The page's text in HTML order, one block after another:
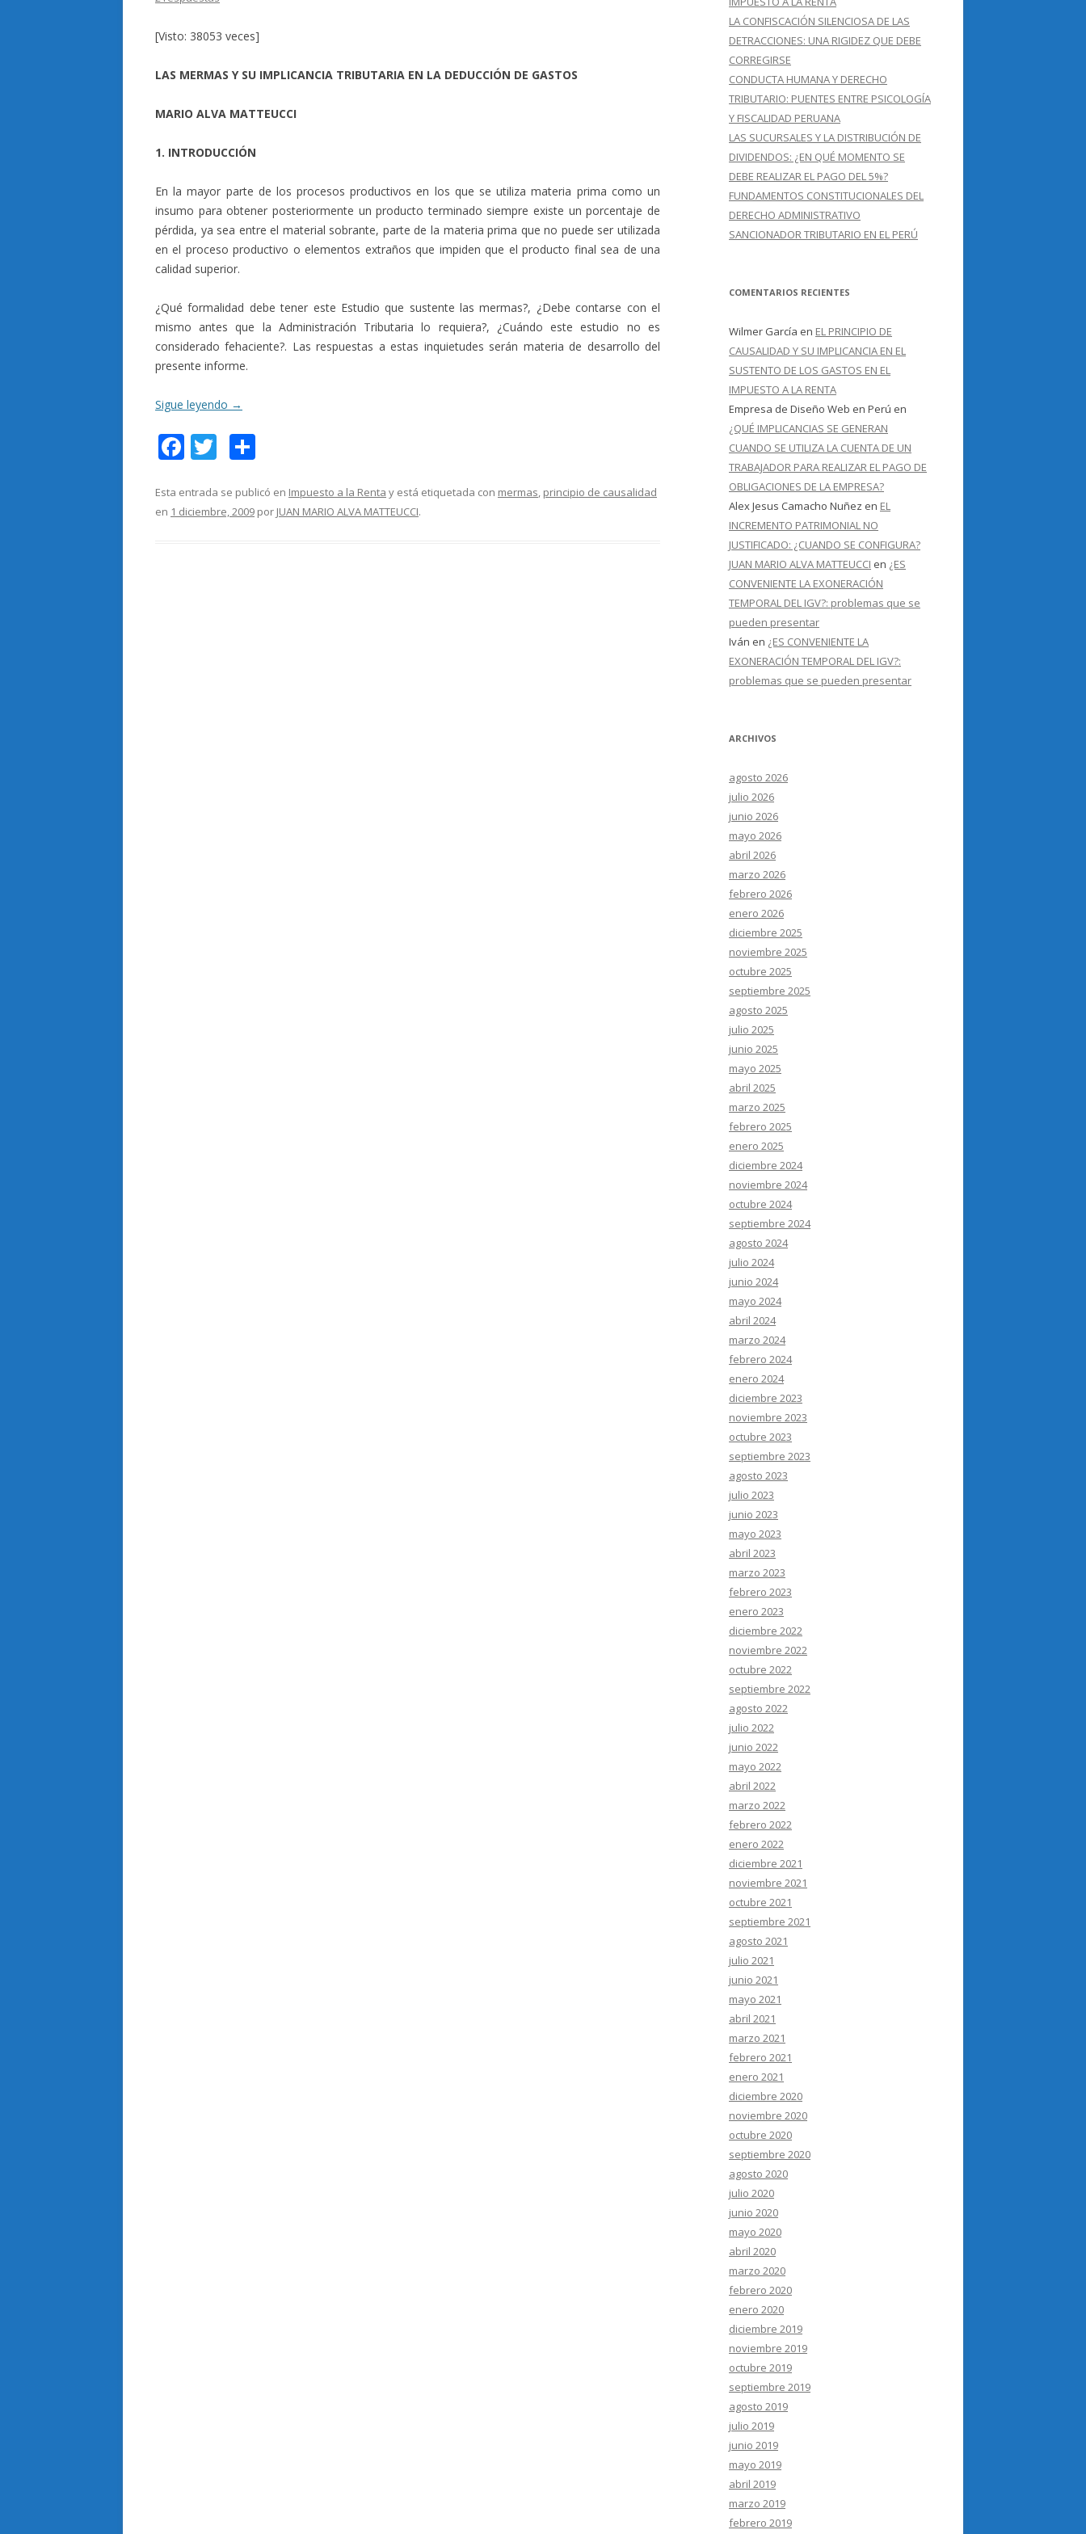
[Visto: 38053 veces]
LAS MERMAS Y SU IMPLICANCIA TRIBUTARIA EN LA DEDUCCIÓN DE GASTOS
MARIO ALVA MATTEUCCI
1. INTRODUCCIÓN
En la mayor parte de los procesos productivos en los que se utiliza materia prima como un
insumo para obtener posteriormente un producto terminado siempre existe un porcentaje de
pérdida, ya sea entre el material sobrante, parte de la materia prima que no puede ser utilizada
en el proceso productivo o elementos extraños que impiden que el producto final sea de una
calidad superior.
¿Qué formalidad debe tener este Estudio que sustente las mermas?, ¿Debe contarse con el
mismo antes que la Administración Tributaria lo requiera?, ¿Cuándo este estudio no es
considerado fehaciente?. Las respuestas a estas inquietudes serán materia de desarrollo del
presente informe.
Sigue leyendo →
F
e
b
T
itt
er
m
p
Esta entrada se publicó en Impuesto a la Renta y está etiquetada con mermas, principio de causalidad
en 1 diciembre, 2009 por JUAN MARIO ALVA MATTEUCCI.
LA CONFISCACIÓN SILENCIOSA DE LAS
DETRACCIONES: UNA RIGIDEZ QUE DEBE
CORREGIRSE
CONDUCTA HUMANA Y DERECHO
TRIBUTARIO: PUENTES ENTRE PSICOLOGÍA
Y FISCALIDAD PERUANA
LAS SUCURSALES Y LA DISTRIBUCIÓN DE
DIVIDENDOS: ¿EN QUÉ MOMENTO SE
DEBE REALIZAR EL PAGO DEL 5%?
FUNDAMENTOS CONSTITUCIONALES DEL
DERECHO ADMINISTRATIVO
SANCIONADOR TRIBUTARIO EN EL PERÚ
COMENTARIOS RECIENTES
Wilmer García en EL PRINCIPIO DE
CAUSALIDAD Y SU IMPLICANCIA EN EL
SUSTENTO DE LOS GASTOS EN EL
IMPUESTO A LA RENTA
Empresa de Diseño Web en Perú en
¿QUÉ IMPLICANCIAS SE GENERAN
CUANDO SE UTILIZA LA CUENTA DE UN
TRABAJADOR PARA REALIZAR EL PAGO DE
OBLIGACIONES DE LA EMPRESA?
Alex Jesus Camacho Nuñez en EL
INCREMENTO PATRIMONIAL NO
JUSTIFICADO: ¿CUANDO SE CONFIGURA?
JUAN MARIO ALVA MATTEUCCI en ¿ES
CONVENIENTE LA EXONERACIÓN
TEMPORAL DEL IGV?: problemas que se
pueden presentar
Iván en ¿ES CONVENIENTE LA
EXONERACIÓN TEMPORAL DEL IGV?:
problemas que se pueden presentar
ARCHIVOS
agosto 2026
julio 2026
junio 2026
mayo 2026
abril 2026
marzo 2026
febrero 2026
enero 2026
diciembre 2025
noviembre 2025
octubre 2025
septiembre 2025
agosto 2025
julio 2025
junio 2025
mayo 2025
abril 2025
marzo 2025
febrero 2025
enero 2025
diciembre 2024
noviembre 2024
octubre 2024
septiembre 2024
agosto 2024
julio 2024
junio 2024
mayo 2024
abril 2024
marzo 2024
febrero 2024
enero 2024
diciembre 2023
noviembre 2023
octubre 2023
septiembre 2023
agosto 2023
julio 2023
junio 2023
mayo 2023
abril 2023
marzo 2023
febrero 2023
enero 2023
diciembre 2022
noviembre 2022
octubre 2022
septiembre 2022
agosto 2022
julio 2022
junio 2022
mayo 2022
abril 2022
marzo 2022
febrero 2022
enero 2022
diciembre 2021
noviembre 2021
octubre 2021
septiembre 2021
agosto 2021
julio 2021
junio 2021
mayo 2021
abril 2021
marzo 2021
febrero 2021
enero 2021
diciembre 2020
noviembre 2020
octubre 2020
septiembre 2020
agosto 2020
julio 2020
junio 2020
mayo 2020
abril 2020
marzo 2020
febrero 2020
enero 2020
diciembre 2019
noviembre 2019
octubre 2019
septiembre 2019
agosto 2019
julio 2019
junio 2019
mayo 2019
abril 2019
marzo 2019
febrero 2019